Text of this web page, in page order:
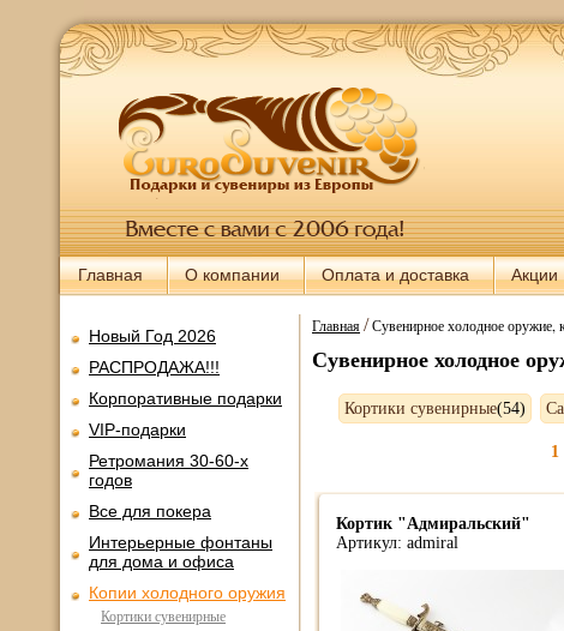
Главная О компании Оплата и доставка Акции
Новый Год 2026
РАСПРОДАЖА!!!
Корпоративные подарки
VIP-подарки
Ретромания 30-60-х
годов
Все для покера
Интерьерные фонтаны
для дома и офиса
Копии холодного оружия
Кортики сувенирные
Главная/Сувенирное холодное оружие,
Сувенирное холодное
Кортики сувенирные(54)
1
Кортик "Адмиральский"
Артикул: admiral